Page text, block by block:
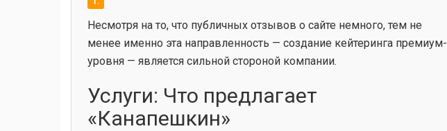
Несмотря на то, что публичных отзывов о сайте немного, тем не
менее именно эта направленность — создание кейтеринга премиум-
уровня — является сильной стороной компании.
Услуги: Что предлагает
«Канапешкин»